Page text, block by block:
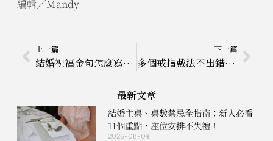
編輯／Mandy
上一頁
上一篇
結婚祝福金句怎麼寫？36句真摯祝福全收錄，讓新人感動到落淚！
下一篇
多個戒指戴法不出錯！掌握6個疊戴搭配重點，穿搭質感全面升級
最新文章
結婚主桌、桌數禁忌全指南：新人必看
11個重點，座位安排不失禮！
2026-08-04